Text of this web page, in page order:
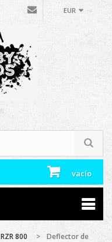
EUR
vacío
RZR 800 >
Deflector de